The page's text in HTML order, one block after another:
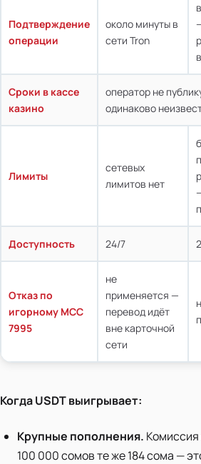
Подтверждение
операции
около минуты в
сети Tron
Сроки в кассе
казино
оператор не
одинаково
Лимиты
сетевых
лимитов нет
Доступность 24/7
Отказ по
игорному MCC
7995
не
применяется —
перевод идёт
вне карточной
сети
Когда USDT выигрывает:
Крупные пополнения.
100 000 сомов те же 184 сома —